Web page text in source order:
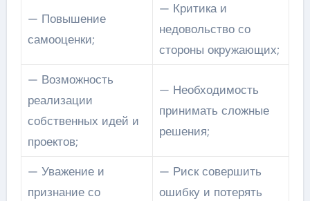
— Повышение
самооценки;
— Критика и
недовольство со
стороны окружающих;
— Возможность
реализации
собственных идей и
проектов;
— Необходимость
принимать сложные
решения;
— Уважение и
признание со
— Риск совершить
ошибку и потерять